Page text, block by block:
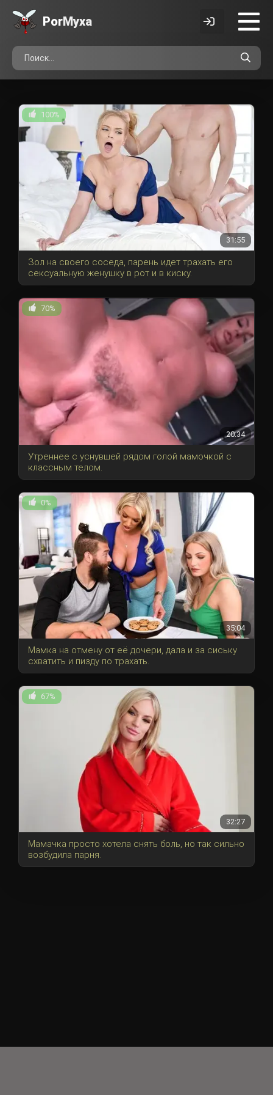
PorMyxa
100%
31:55
Зол на своего соседа, парень идет трахать его
сексуальную женушку в рот и в киску.
70%
20:34
Утреннее с уснувшей рядом голой мамочкой с
классным телом.
0%
35:04
Мамка на отмену от её дочери, дала и за сиську
схватить и пизду по трахать.
67%
32:27
Мамачка просто хотела снять боль, но так сильно
возбудила парня.